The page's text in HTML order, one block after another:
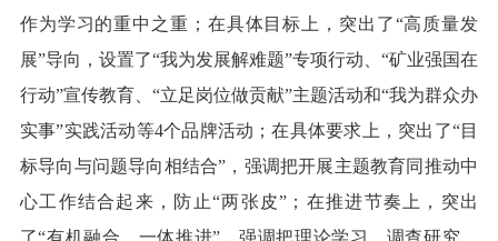
作为学习的重中之重；在具体目标上，突出了“高质量发
展”导向，设置了“我为发展解难题”专项行动、“矿业强国在
行动”宣传教育、“立足岗位做贡献”主题活动和“我为群众办
实事”实践活动等4个品牌活动；在具体要求上，突出了“目
标导向与问题导向相结合”，强调把开展主题教育同推动中
心工作结合起来，防止“两张皮”；在推进节奏上，突出